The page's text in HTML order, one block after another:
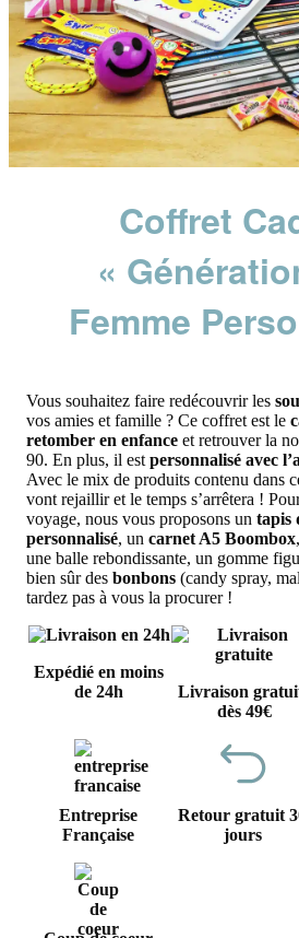
Coffret
«
Femme
Vous souhaitez faire redécouvrir les
vos amies et famille ? Ce coffret est le
retomber en enfance et retrouver la
90. En plus, il est personnalisé avec
Avec le mix de produits contenu dans
vont rejaillir et le temps s’arrêtera !
voyage, nous vous proposons un tapis
personnalisé, un carnet A5 Boombox
une balle rebondissante, un gomme
bien sûr des bonbons (candy spray,
tardez pas à vous la procurer !
Expédié en moins
de 24h
Livraison
dès 49€
Entreprise
Française
Retour gratuit
jours